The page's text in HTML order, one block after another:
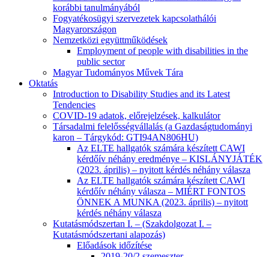
korábbi tanulmányából
Fogyatékosügyi szervezetek kapcsolathálói
Magyarországon
Nemzetközi együttműködések
Employment of people with disabilities in the
public sector
Magyar Tudományos Művek Tára
Oktatás
Introduction to Disability Studies and its Latest
Tendencies
COVID-19 adatok, előrejelzések, kalkulátor
Társadalmi felelősségvállalás (a Gazdaságtudományi
karon – Tárgykód: GTI94AN806HU)
Az ELTE hallgatók számára készített CAWI
kérdőív néhány eredménye – KISLÁNYJÁTÉK
(2023. április) – nyitott kérdés néhány válasza
Az ELTE hallgatók számára készített CAWI
kérdőív néhány válasza – MIÉRT FONTOS
ÖNNEK A MUNKA (2023. április) – nyitott
kérdés néhány válasza
Kutatásmódszertan I. – (Szakdolgozat I. –
Kutatásmódszertani alapozás)
Előadások időzítése